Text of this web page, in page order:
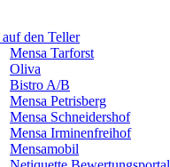
den Teller
Mensa Tarforst
Oliva
Bistro A/B
Mensa Petrisberg
Mensa Schneidershof
Mensa Irminenfreihof
Mensamobil